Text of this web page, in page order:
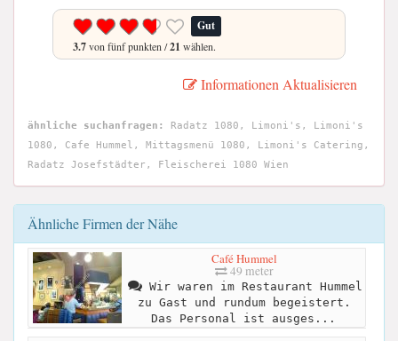
Gut
3.7von fünf punkten /21 wählen.
Informationen Aktualisieren
ähnliche suchanfragen:
Radatz 1080, Limoni's, Limoni's
1080, Cafe Hummel, Mittagsmenü 1080, Limoni's Catering,
Radatz Josefstädter, Fleischerei 1080 Wien
Ähnliche Firmen der Nähe
Café Hummel
49 meter
Wir waren im Restaurant Hummel
zu Gast und rundum begeistert.
Das Personal ist ausges...